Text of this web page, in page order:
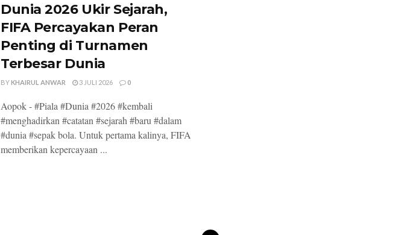
Dunia 2026 Ukir Sejarah,
FIFA Percayakan Peran
Penting di Turnamen
Terbesar Dunia
BYKHAIRUL ANWAR 3 JULI 2026 0
Aopok - #Piala #Dunia #2026 #kembali
#menghadirkan #catatan #sejarah #baru #dalam
#dunia #sepak bola. Untuk pertama kalinya, FIFA
memberikan kepercayaan ...